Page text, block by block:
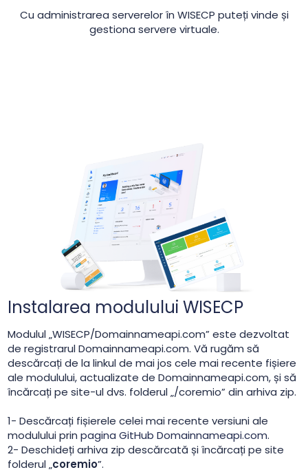
Cu administrarea serverelor în WISECP puteți vinde și
gestiona servere virtuale.
Instalarea modulului WISECP
Modulul „WISECP/Domainnameapi.com” este dezvoltat
de registrarul Domainnameapi.com. Vă rugăm să
descărcați de la linkul de mai jos cele mai recente fișiere
ale modulului, actualizate de Domainnameapi.com, și să
încărcați pe site-ul dvs. folderul „/coremio” din arhiva zip.
1- Descărcați fișierele celei mai recente versiuni ale
modulului prin pagina GitHub Domainnameapi.com.
2- Deschideți arhiva zip descărcată și încărcați pe site
folderul „coremio”.